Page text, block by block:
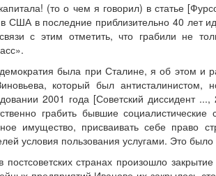
(то о чем я говорил) в статье
США в последние приблизительно 40 лет
с этим отметить, что грабили не
была при Сталине, я об этом и
который был
2001 года [Советский диссидент
грабить бывшие
имущество, присваивать себе право
условия пользования услугами. Это
постсоветских странах произошло